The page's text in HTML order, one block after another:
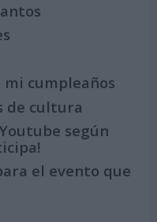
mi cumpleaños
de cultura
según
el evento que